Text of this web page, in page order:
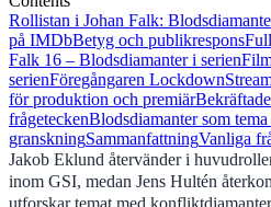
Rollistan i Johan Falk:
på IMDbBetyg och publikrespons
Falk 16 – Blodsdiamanter i serien
serienFöregångaren Lockdown
för produktion och premiär
frågeteckenBlodsdiamanter som
granskningSammanfattningVanliga
Jakob Eklund återvänder i
inom GSI, medan Jens Hultén